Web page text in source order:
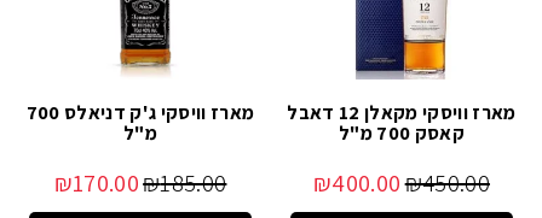
מארז וויסקי מקאלן 12 דאבל
קאסק 700 מ"ל
₪450.00
₪400.00
מארז וויסקי ג'ק דניאלס 700
מ"ל
₪185.00
₪170.00